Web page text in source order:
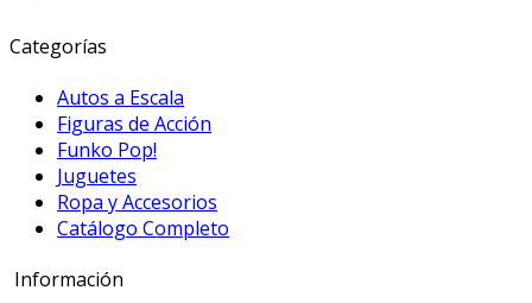
Categorías
Autos a Escala
Figuras de Acción
Funko Pop!
Juguetes
Ropa y Accesorios
Catálogo Completo
Información